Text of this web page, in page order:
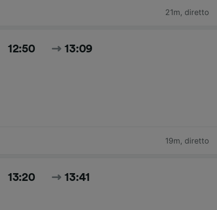
21m, diretto
12:50 13:09
19m, diretto
13:20 13:41